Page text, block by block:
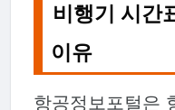
비행기 시간
이유
항공정보포털은